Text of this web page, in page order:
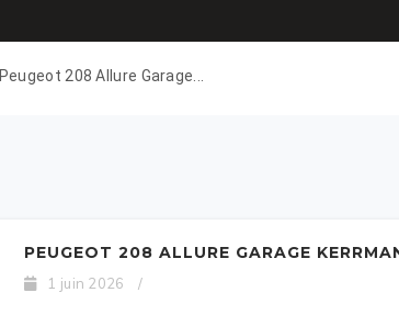
Peugeot 208 Allure Garage...
PEUGEOT 208 ALLURE GARAGE
1 juin 2026 /